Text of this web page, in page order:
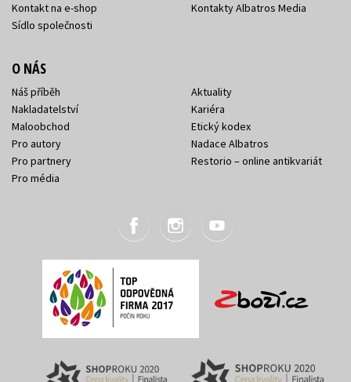
Kontakt na e-shop
Sídlo společnosti
Kontakty Albatros Media
O NÁS
Náš příběh
Nakladatelství
Maloobchod
Pro autory
Pro partnery
Pro média
Aktuality
Kariéra
Etický kodex
Nadace Albatros
Restorio – online antikvariát